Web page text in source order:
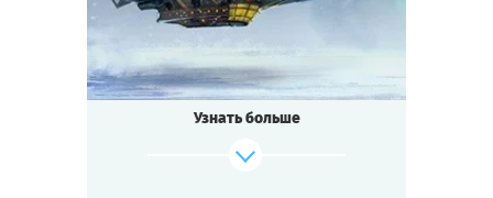
Тип квеста Мини-квестория
Узнать больше